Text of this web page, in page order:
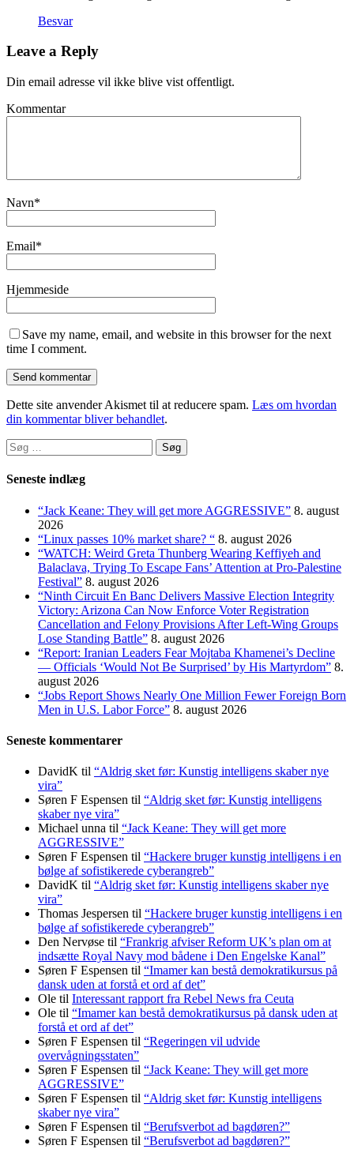
Besvar
Leave a Reply
Din email adresse vil ikke blive vist offentligt.
Kommentar
Navn*
Email*
Hjemmeside
Save my name, email, and website in this browser for the next
time I comment.
Dette site anvender Akismet til at reducere spam. Læs om hvordan
din kommentar bliver behandlet.
Søg
efter:
Seneste indlæg
“Jack Keane: They will get more AGGRESSIVE” 8. august
2026
“Linux passes 10% market share? “ 8. august 2026
“WATCH: Weird Greta Thunberg Wearing Keffiyeh and
Balaclava, Trying To Escape Fans’ Attention at Pro-Palestine
Festival” 8. august 2026
“Ninth Circuit En Banc Delivers Massive Election Integrity
Victory: Arizona Can Now Enforce Voter Registration
Cancellation and Felony Provisions After Left-Wing Groups
Lose Standing Battle” 8. august 2026
“Report: Iranian Leaders Fear Mojtaba Khamenei’s Decline
— Officials ‘Would Not Be Surprised’ by His Martyrdom” 8.
august 2026
“Jobs Report Shows Nearly One Million Fewer Foreign Born
Men in U.S. Labor Force” 8. august 2026
Seneste kommentarer
DavidK til “Aldrig sket før: Kunstig intelligens skaber nye
vira”
Søren F Espensen til “Aldrig sket før: Kunstig intelligens
skaber nye vira”
Michael unna til “Jack Keane: They will get more
AGGRESSIVE”
Søren F Espensen til “Hackere bruger kunstig intelligens i en
bølge af sofistikerede cyberangreb”
DavidK til “Aldrig sket før: Kunstig intelligens skaber nye
vira”
Thomas Jespersen til “Hackere bruger kunstig intelligens i en
bølge af sofistikerede cyberangreb”
Den Nervøse til “Frankrig afviser Reform UK’s plan om at
indsætte Royal Navy mod bådene i Den Engelske Kanal”
Søren F Espensen til “Imamer kan bestå demokratikursus på
dansk uden at forstå et ord af det”
Ole til Interessant rapport fra Rebel News fra Ceuta
Ole til “Imamer kan bestå demokratikursus på dansk uden at
forstå et ord af det”
Søren F Espensen til “Regeringen vil udvide
overvågningsstaten”
Søren F Espensen til “Jack Keane: They will get more
AGGRESSIVE”
Søren F Espensen til “Aldrig sket før: Kunstig intelligens
skaber nye vira”
Søren F Espensen til “Berufsverbot ad bagdøren?”
Søren F Espensen til “Berufsverbot ad bagdøren?”